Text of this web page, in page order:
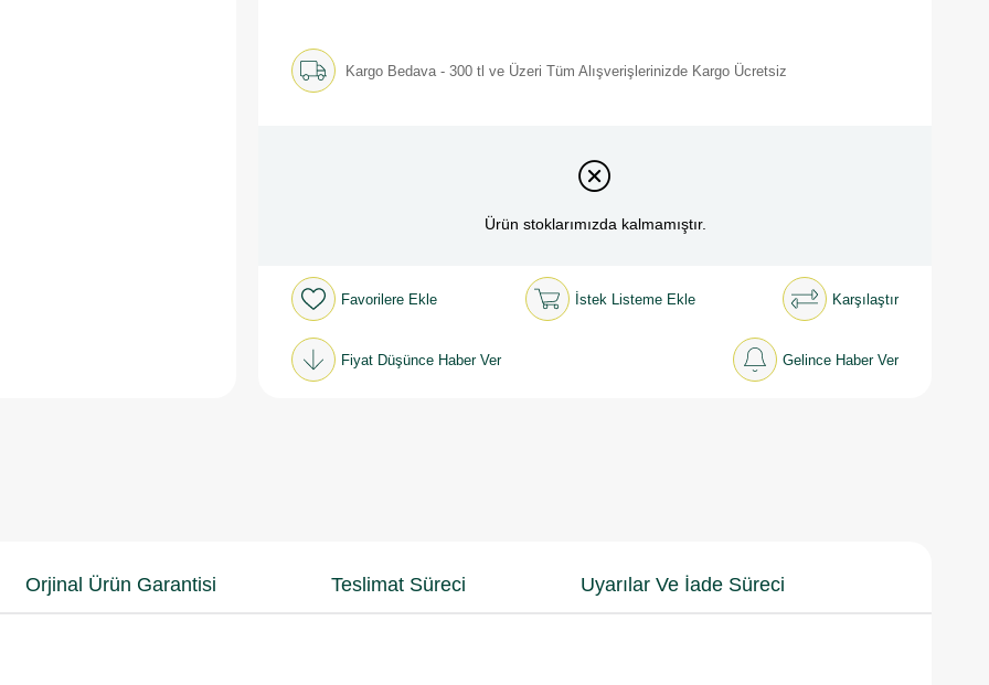
Kargo Bedava - 300 tl ve Üzeri Tüm Alışverişlerinizde Kargo Ücretsiz
Ürün stoklarımızda kalmamıştır.
Favorilere Ekle İstek Listeme Ekle Karşılaştır
Fiyat Düşünce Haber Ver Gelince Haber Ver
Orjinal Ürün Garantisi Teslimat Süreci Uyarılar Ve İade Süreci